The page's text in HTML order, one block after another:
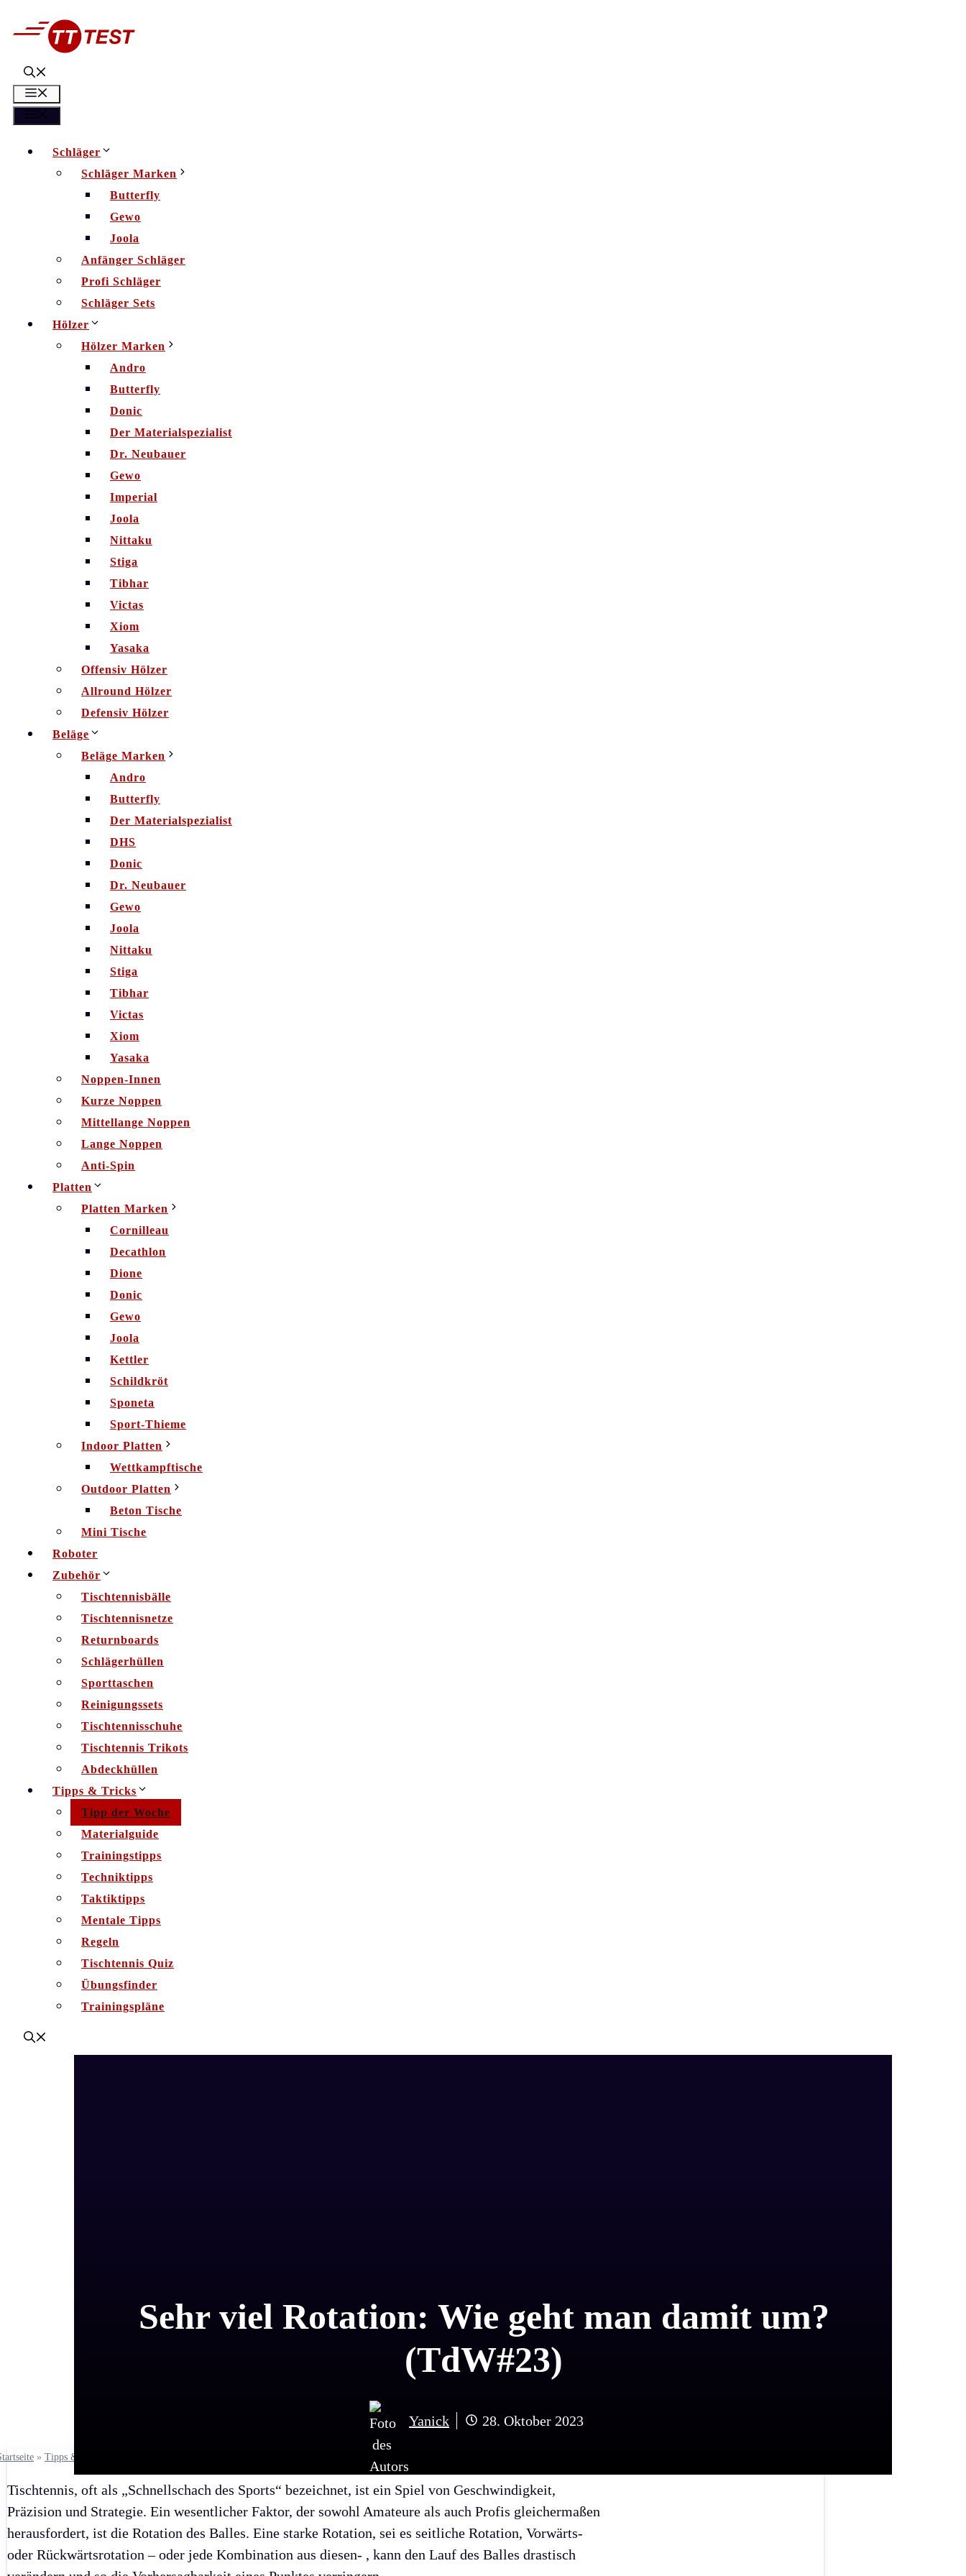
Inhalt
Schläger
Schläger Marken
Butterfly
Gewo
Joola
Anfänger Schläger
Profi Schläger
Schläger Sets
Hölzer
Hölzer Marken
Andro
Butterfly
Donic
Der Materialspezialist
Dr. Neubauer
Gewo
Imperial
Joola
Nittaku
Stiga
Tibhar
Victas
Xiom
Yasaka
Offensiv Hölzer
Allround Hölzer
Defensiv Hölzer
Beläge
Beläge Marken
Andro
Butterfly
Der Materialspezialist
DHS
Donic
Dr. Neubauer
Gewo
Joola
Nittaku
Stiga
Tibhar
Victas
Xiom
Yasaka
Noppen-Innen
Kurze Noppen
Mittellange Noppen
Lange Noppen
Anti-Spin
Platten
Platten Marken
Cornilleau
Decathlon
Dione
Donic
Gewo
Joola
Kettler
Schildkröt
Sponeta
Sport-Thieme
Indoor Platten
Wettkampftische
Outdoor Platten
Beton Tische
Mini Tische
Roboter
Zubehör
Tischtennisbälle
Tischtennisnetze
Returnboards
Schlägerhüllen
Sporttaschen
Reinigungssets
Tischtennisschuhe
Tischtennis Trikots
Abdeckhüllen
Tipps & Tricks
Tipp der Woche
Materialguide
Trainingstipps
Techniktipps
Taktiktipps
Mentale Tipps
Regeln
Tischtennis Quiz
Übungsfinder
Trainingspläne
Sehr viel Rotation: Wie geht man damit um?
(TdW#23)
Yanick 28. Oktober 2023
» Tipps & Regeln
Tischtennis, oft als „Schnellschach des Sports“ bezeichnet, ist ein Spiel von Geschwindigkeit,
Präzision und Strategie. Ein wesentlicher Faktor, der sowohl Amateure als auch Profis gleichermaßen
herausfordert, ist die Rotation des Balles. Eine starke Rotation, sei es seitliche Rotation, Vorwärts-
oder Rückwärtsrotation – oder jede Kombination aus diesen- , kann den Lauf des Balles drastisch